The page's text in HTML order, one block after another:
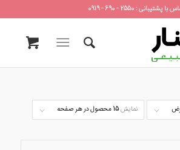
با پشتیبانی : 2550 - 690 - 0919
نمایش15 محصول در هر صفحه